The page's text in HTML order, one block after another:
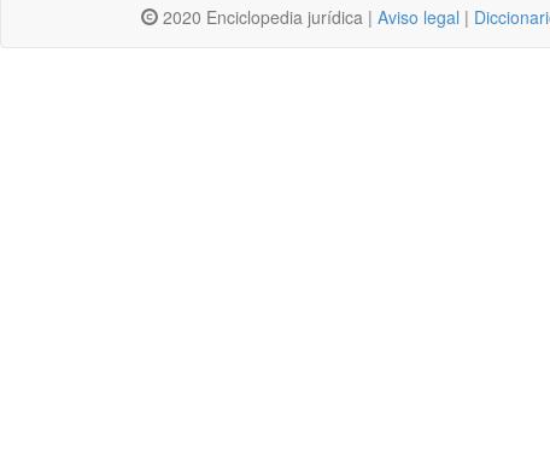
2020 Enciclopedia jurídica | Aviso legal |